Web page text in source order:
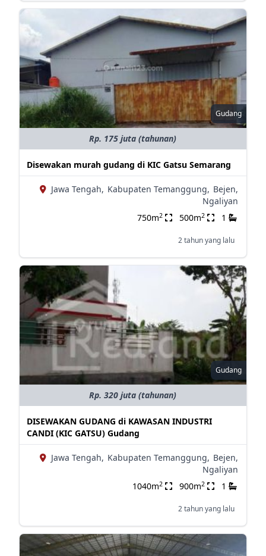
Gudang
Rp. 175 juta (tahunan)
Disewakan murah gudang di KIC Gatsu Semarang
Jawa Tengah, Kabupaten Temanggung, Bejen,
Ngaliyan
750m2 500m2 1
2 tahun yang lalu
Gudang
Rp. 320 juta (tahunan)
DISEWAKAN GUDANG di KAWASAN INDUSTRI
CANDI (KIC GATSU) Gudang
Jawa Tengah, Kabupaten Temanggung, Bejen,
Ngaliyan
1040m2 900m2 1
2 tahun yang lalu